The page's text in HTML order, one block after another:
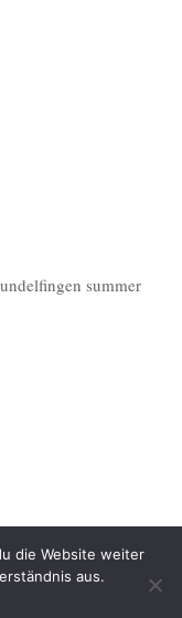
WordPress
die Website weiter
aus.